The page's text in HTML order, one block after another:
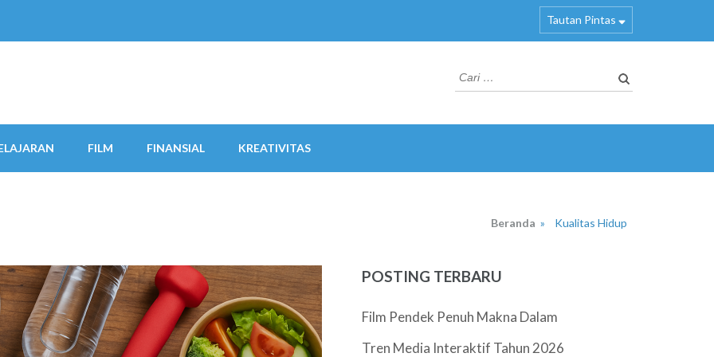
Tautan Pintas
Cari
untuk:
FILM FINANSIAL KREATIVITAS
Beranda » Kualitas Hidup
POSTING TERBARU
Film Pendek Penuh Makna Dalam
Tren Media Interaktif Tahun 2026